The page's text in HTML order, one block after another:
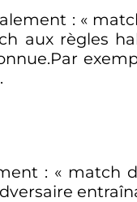
: «
aux règles
.
: « match